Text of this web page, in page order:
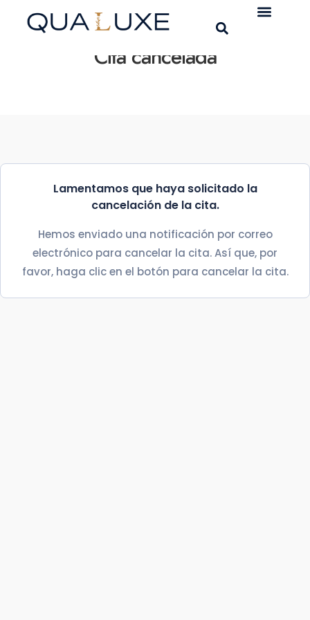
Cita cancelada
Lamentamos que haya solicitado la
cancelación de la cita.
Hemos enviado una notificación por correo
electrónico para cancelar la cita. Así que, por
favor, haga clic en el botón para cancelar la cita.